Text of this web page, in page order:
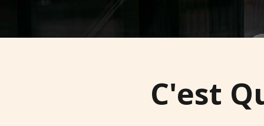
C'est